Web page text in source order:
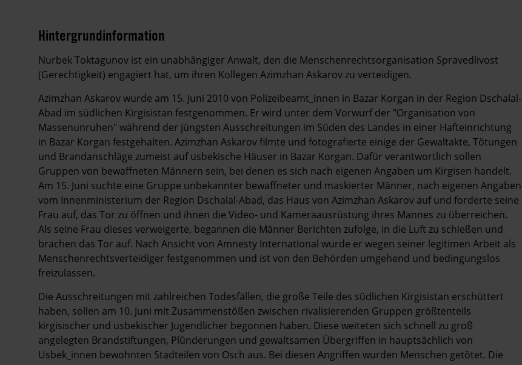
Hintergrundinformation
Hintergrund
Nurbek Toktagunov ist ein unabhängiger Anwalt, den die Menschenrechtsorganisation Spravedlivost
(Gerechtigkeit) engagiert hat, um ihren Kollegen Azimzhan Askarov zu verteidigen.
Azimzhan Askarov wurde am 15. Juni 2010 von Polizeibeamt_innen in Bazar Korgan in der Region Dschalal-
Abad im südlichen Kirgisistan festgenommen. Er wird unter dem Vorwurf der "Organisation von
Massenunruhen" während der jüngsten Ausschreitungen im Süden des Landes in einer Hafteinrichtung
in Bazar Korgan festgehalten. Azimzhan Askarov filmte und fotografierte einige der Gewaltakte, Tötungen
und Brandanschläge zumeist auf usbekische Häuser in Bazar Korgan. Dafür verantwortlich sollen
Gruppen von bewaffneten Männern sein, bei denen es sich nach eigenen Angaben um Kirgisen handelt.
Am 15. Juni suchte eine Gruppe unbekannter bewaffneter und maskierter Männer, nach eigenen Angaben
vom Innenministerium der Region Dschalal-Abad, das Haus von Azimzhan Askarov auf und forderte seine
Frau auf, das Tor zu öffnen und ihnen die Video- und Kameraausrüstung ihres Mannes zu überreichen.
Als seine Frau dieses verweigerte, begannen die Männer Berichten zufolge, in die Luft zu schießen und
brachen das Tor auf. Nach Ansicht von Amnesty International wurde er wegen seiner legitimen Arbeit als
Menschenrechtsverteidiger festgenommen und ist von den Behörden umgehend und bedingungslos
freizulassen.
Die Ausschreitungen mit zahlreichen Todesfällen, die große Teile des südlichen Kirgisistan erschüttert
haben, sollen am 10. Juni mit Zusammenstößen zwischen rivalisierenden Gruppen größtenteils
kirgisischer und usbekischer Jugendlicher begonnen haben. Diese weiteten sich schnell zu groß
angelegten Brandstiftungen, Plünderungen und gewaltsamen Übergriffen in hauptsächlich von
Usbek_innen bewohnten Stadteilen von Osch aus. Bei diesen Angriffen wurden Menschen getötet. Die